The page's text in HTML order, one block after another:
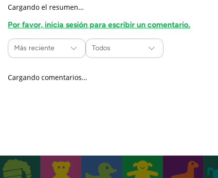
Cargando el resumen…
Por favor, inicia sesión para escribir un comentario.
Más reciente Todos
Cargando comentarios…